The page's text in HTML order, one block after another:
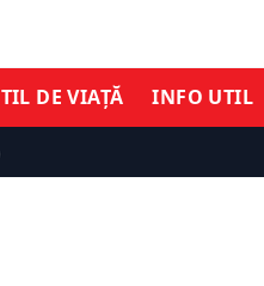
DE VIAȚĂ INFO UTIL